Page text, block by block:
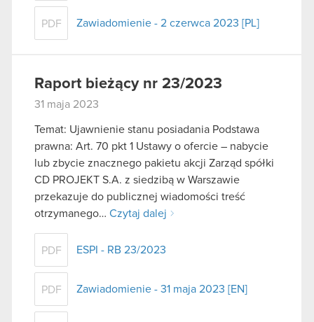
PDF Zawiadomienie - 2 czerwca 2023 [PL]
Raport bieżący nr 23/2023
31 maja 2023
Temat: Ujawnienie stanu posiadania Podstawa
prawna: Art. 70 pkt 1 Ustawy o ofercie – nabycie
lub zbycie znacznego pakietu akcji Zarząd spółki
CD PROJEKT S.A. z siedzibą w Warszawie
przekazuje do publicznej wiadomości treść
otrzymanego… Czytaj dalej
PDF ESPI - RB 23/2023
PDF Zawiadomienie - 31 maja 2023 [EN]